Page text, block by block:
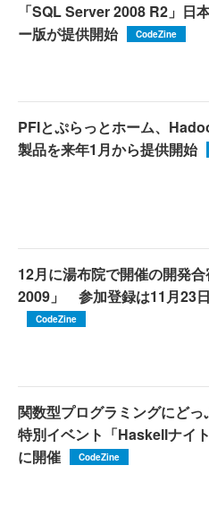
「SQL Server 2008 R2」日
ー版が提供開始
CodeZine
PFIとぷらっとホーム、
製品を来年1月から提供開始
12月に湯布院で開催の開発
2009」 参加登録は11月23
CodeZine
関数型プログラミングにどっ
特別イベント「Haskellナイ
に開催
CodeZine